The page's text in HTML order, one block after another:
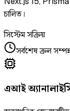
চালিত।
সিস্টেম সক্রিয়
সর্বশেষ ক্রল
এআই